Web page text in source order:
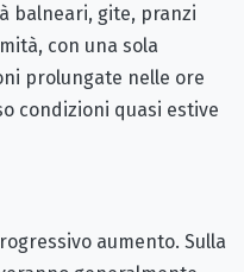
balneari, gite, pranzi
con una sola
prolungate nelle ore
condizioni quasi estive
aumento. Sulla